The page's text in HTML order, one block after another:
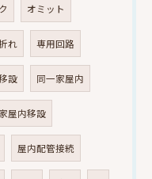
オミット
れ 専用回路
設 同一家屋内
家屋内移設
屋内配管接続